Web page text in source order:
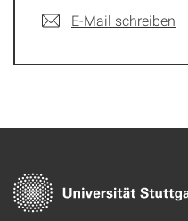
E-Mail schreiben